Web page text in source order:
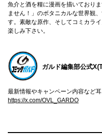
魚介と酒を糧に漫画を描いており
ません！」のボタニカルな世界観
す。素敵な原作、そしてコミカラ
楽しみ下さい。
ガルド編集部公式
最新情報やキャンペーン内容など耳
https://x.com/OVL_GARDO